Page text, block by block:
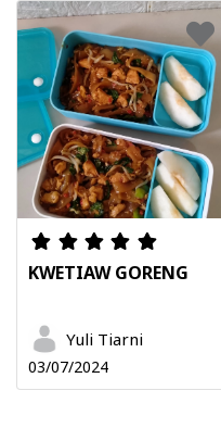
KWETIAW GORENG
Yuli Tiarni
03/07/2024